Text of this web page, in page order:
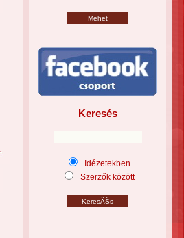
Keresés
Idézetekben
Szerzők között